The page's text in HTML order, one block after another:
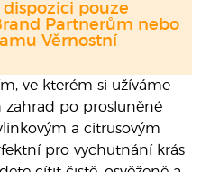
ve kterém si užíváme
po prosluněné
a citrusovým
pro vychutnání krás
pouze
Partnerům nebo
Věrnostní